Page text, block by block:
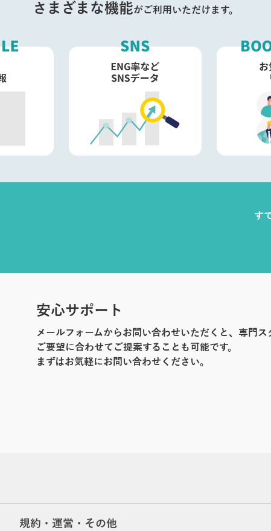
さまざまな機能がご利用いただけます。
す
安心サポート
メールフォームからお問い合わせいただくと、専門ス
ご要望に合わせてご提案することも可能です。
まずはお気軽にお問い合わせください。
規約・運営・その他